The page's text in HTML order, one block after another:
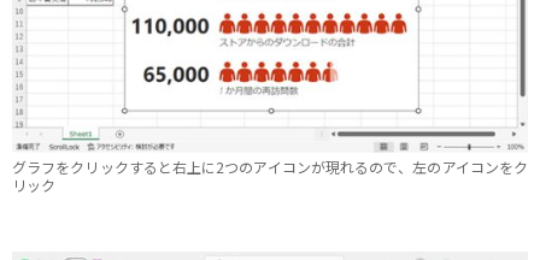
グラフをクリックすると右上に2つのアイコンが現れるので、左のアイコンをク
リック